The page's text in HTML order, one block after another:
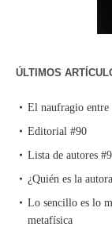
ÚLTIMOS
El naufragio entre
Editorial #90
Lista de autores
¿Quién es la
Lo sencillo es lo
metafísica